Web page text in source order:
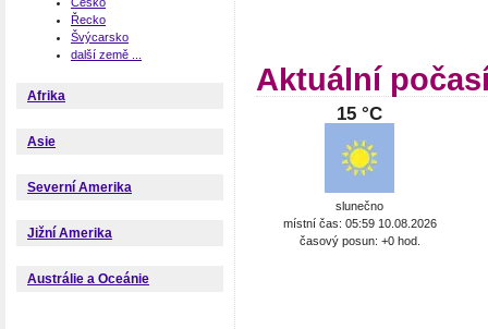
Řecko
Švýcarsko
další země ...
Afrika
Asie
Severní Amerika
Jižní Amerika
Austrálie a Oceánie
Aktuální
15 °C
slunečno
místní čas: 05:59 10.08.2026
časový posun: +0 hod.